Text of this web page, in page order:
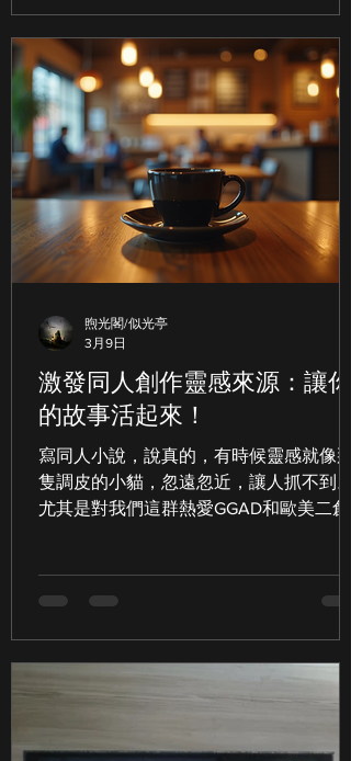
激發同人創作靈感來源：讓你
的故事活起來！
寫同人小說，說真的，有時候靈感就像那
隻調皮的小貓，忽遠忽近，讓人抓不到。
尤其是對我們這群熱愛GGAD和歐美二創
感的技巧 ，希望能幫助你們突破瓶頸，寫
出讓人眼睛一亮的作品！ 同人創作靈感來
源：從生活中挖掘故事寶藏 你知道嗎？靈
煦光閣/似光亭
3月9日